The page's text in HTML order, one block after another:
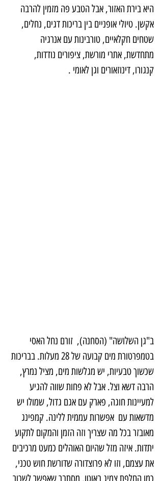
היא בירת האזור, אבל הטבע פה מזמין להרבה
אקשן. טיולי אופניים בין בריכות דגים, נחלים,
שטחים חקלאיים, טורבינות עם אנרגיה
מתחדשת, אתרי מורשת, ציפורים נודדות,
קנגורו, דינוזאורים וגן לאומי .
ב"גן השלושה" (הסחנה),  זורם נחל האסי
בטמפרטורת מים קבועה של 28 מעלות. בבריכות
שכשוך טבעיות, יש מגלשות מים, מציל נמרץ,
הרבה דשא וצל. אבל לא פחות שווה להגיע
למעיינות חוגה, פארק עם אגם גדול, שמולו יש
מדשאות עם  אפשרות עממית ללינה. קמפינג
מאובזר בכל מה שצריך וזה הזמן והמקום לתקוע
יתדות. איזה מזל שהיום האוהלים כמעט מרכיבים
את עצמם, וזו לא פרוצדורה שדורשת חוש טכני,
כמו החלפת צמיג באוטו. מסתבר שאפשר לשכור